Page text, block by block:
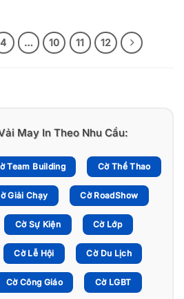
4 … 10 11 12
May In Theo Nhu Cầu:
Team Building Cờ Thể Thao
Giải Chạy Cờ RoadShow
Cờ Sự Kiện Cờ Lớp
Cờ Lễ Hội Cờ Du Lịch
Cờ Công Giáo Cờ LGBT